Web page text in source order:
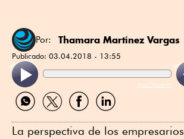
Por: Thamara Martínez Vargas
Publicado: 03.04.2018 - 13:55
ReadSpeaker
Compartir
por
Compartir
por
Compartir
por
Compartir
por
La perspectiva de los empresarios